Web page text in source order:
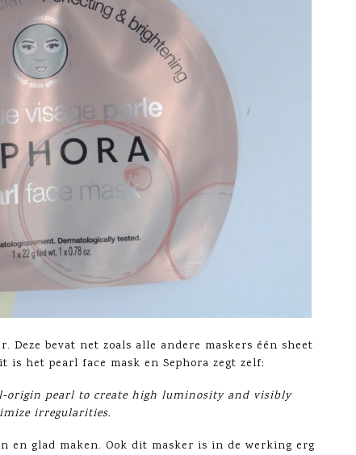
Deze bevat net zoals alle andere maskers één sheet
is het pearl face mask en Sephora zegt zelf:
origin pearl to create high luminosity and visibly
irregularities.
en glad maken. Ook dit masker is in de werking erg